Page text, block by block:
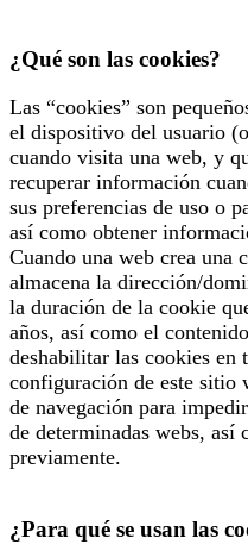
¿Qué son las cookies?
Las “cookies” son
el dispositivo del usuario
cuando visita una web, y
recuperar información
sus preferencias de uso o
así como obtener
Cuando una web crea una
almacena la dirección/
la duración de la cookie
años, así como el
deshabilitar las cookies en
configuración de este sitio
de navegación para
de determinadas webs, así
previamente.
¿Para qué se usan las